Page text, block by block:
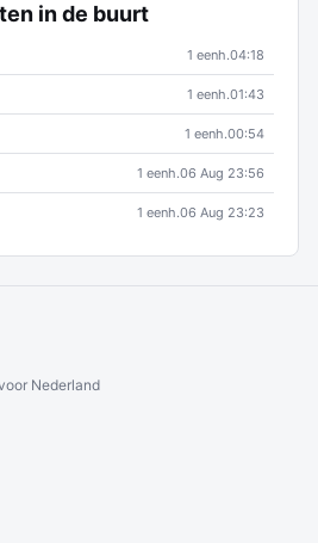
in de buurt
1 eenh.04:18
1 eenh.01:43
1 eenh.00:54
1 eenh.06 Aug 23:56
1 eenh.06 Aug 23:23
Nederland